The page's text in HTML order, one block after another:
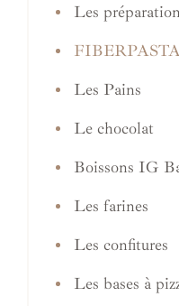
Les
Les Pains
Le chocolat
Boissons IG
Les farines
Les confitures
Les bases à